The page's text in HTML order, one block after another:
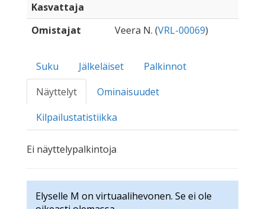
Kasvattaja
Omistajat
Veera N. (VRL-00069)
Suku Jälkeläiset
Palkinnot
Näyttelyt
Ominaisuudet
Kilpailustatistiikka
Ei näyttelypalkintoja
Elyselle M on virtuaalihevonen. Se ei ole